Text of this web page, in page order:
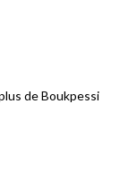
de Boukpessi